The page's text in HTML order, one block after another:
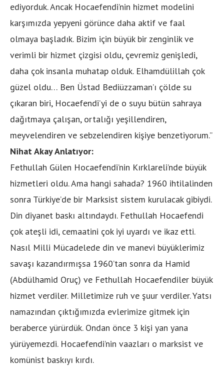
ediyorduk. Ancak Hocaefendi’nin hizmet modelini
karşımızda yepyeni görünce daha aktif ve faal
olmaya başladık. Bizim için büyük bir zenginlik ve
verimli bir hizmet çizgisi oldu, çevremiz genişledi,
daha çok insanla muhatap olduk. Elhamdülillah çok
güzel oldu… Ben Üstad Bediüzzaman’ı çölde su
çıkaran biri, Hocaefendi’yi de o suyu bütün sahraya
dağıtmaya çalışan, ortalığı yeşillendiren,
meyvelendiren ve sebzelendiren kişiye benzetiyorum.”
Nihat Akay Anlatıyor:
Fethullah Gülen Hocaefendi’nin Kırklareli’nde büyük
hizmetleri oldu. Ama hangi sahada? 1960 ihtilalinden
sonra Türkiye’de bir Marksist sistem kurulacak gibiydi.
Din diyanet baskı altındaydı. Fethullah Hocaefendi
çok ateşli idi, cemaatini çok iyi uyardı ve ikaz etti.
Nasıl Milli Mücadelede din ve manevi büyüklerimiz
savaşı kazandırmışsa 1960’tan sonra da Hamid
(Abdülhamid Oruç) ve Fethullah Hocaefendiler büyük
hizmet verdiler. Milletimize ruh ve şuur verdiler. Yatsı
namazından çıktığımızda evlerimize gitmek için
beraberce yürürdük. Ondan önce 3 kişi yan yana
yürüyemezdi. Hocaefendi’nin vaazları o marksist ve
komünist baskıyı kırdı.